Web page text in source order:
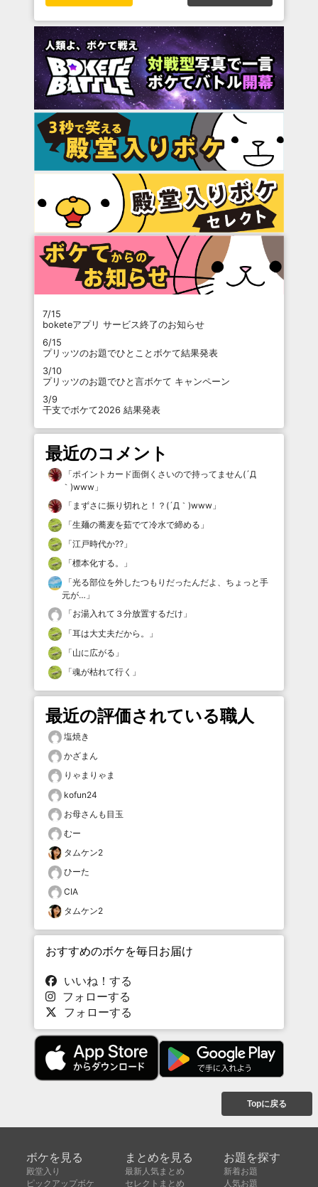
7/15
boketeアプリ サービス終了のお知らせ
6/15
プリッツのお題でひとことボケて結果発表
3/10
プリッツのお題でひと言ボケて キャンペーン
3/9
干支でボケて2026 結果発表
最近のコメント
「ポイントカード面倒くさいので持ってません(´Д
｀)www 」
「 まずさに振り切れと！？(´Д｀)www 」
「生麺の蕎麦を茹でて冷水で締める 」
「江戸時代か⁇ 」
「標本化する。
」
「光る部位を外したつもりだったんだよ、ちょっと手
元が… 」
「お湯入れて３分放置するだけ 」
「耳は大丈夫だから。
」
「山に広がる 」
「魂が枯れて行く 」
最近の評価されている職人
塩焼き
かざまん
りゃまりゃま
kofun24
お母さんも目玉
むー
タムケン2
ひーた
CIA
タムケン2
おすすめのボケを毎日お届け
いいね！する
フォローする
フォローする
Topに戻る
ボケを見る
殿堂入り
ピックアップボケ
まとめを見る
最新人気まとめ
セレクトまとめ
お題を探す
新着お題
人気お題